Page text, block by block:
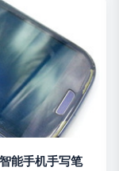
能手机手写笔